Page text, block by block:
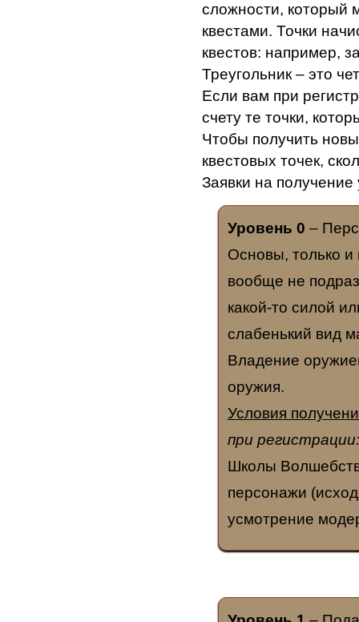
сложности, который
квестами. Точки
квестов: например,
Треугольник – это
Если вам при
счету те точки,
Чтобы получить
квестовых точек,
Заявки на
Уровень 0 –
Основы, только и
вообще не
какой-то силой
слабенький вид
Владение
оружия.
Условия
при
Школы
персонажи
усмотрение